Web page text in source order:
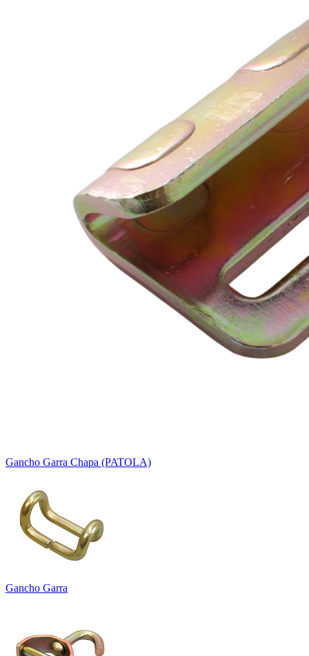
Gancho Garra Chapa (PATOLA)
Gancho Garra